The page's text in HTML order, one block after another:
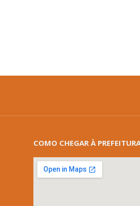
COMO CHEGAR À